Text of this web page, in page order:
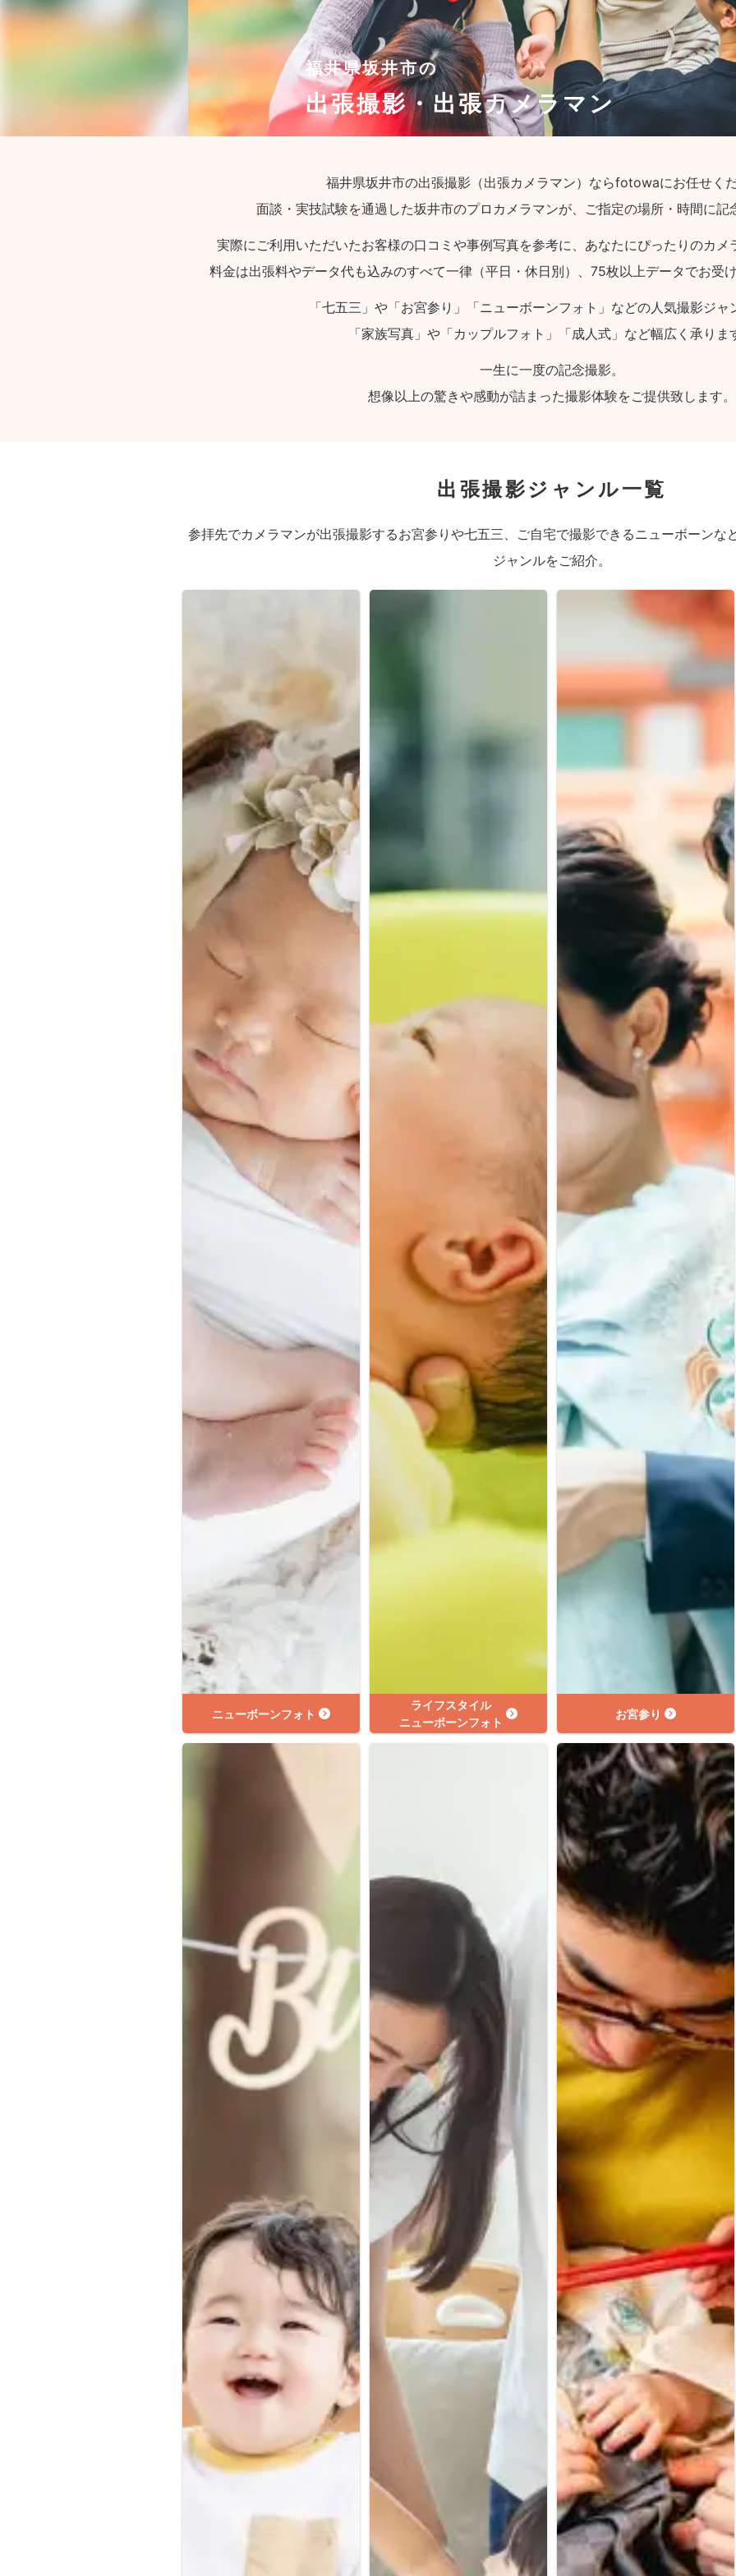
福井県坂井市の
出張撮影・出張カメラマン
福井県坂井市の出張撮影（出張カメラマン）ならfotowaにお任せく
面談・実技試験を通過した坂井市のプロカメラマンが、ご指定の場所・時間に記
実際にご利用いただいたお客様の口コミや事例写真を参考に、あなたにぴったりのカメ
料金は出張料やデータ代も込みのすべて一律（平日・休日別）、75枚以上データでお受
「七五三」や「お宮参り」「ニューボーンフォト」などの人気撮影ジャ
「家族写真」や「カップルフォト」「成人式」など幅広く承りま
一生に一度の記念撮影。
想像以上の驚きや感動が詰まった撮影体験をご提供致します。
出張撮影ジャンル一覧
参拝先でカメラマンが出張撮影するお宮参りや七五三、ご自宅で撮影できるニューボーン
ジャンルをご紹介。
ニューボーンフォト
ライフスタイル
ニューボーンフォト
お宮参り